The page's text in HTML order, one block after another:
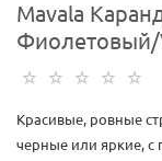
Mavala
Фиолетовый/
Красивые, ровные
черные или яркие,